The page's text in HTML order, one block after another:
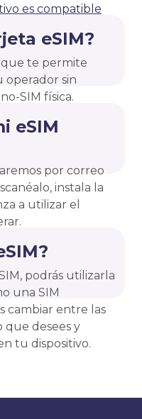
es compatible
eSIM?
que te permite
sin
SIM física.
eSIM
por correo
instala la
a utilizar el
podrás utilizarla
una SIM
cambiar entre las
que desees y
tu dispositivo.